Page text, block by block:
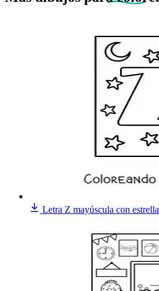
Letra Z mayúscula con